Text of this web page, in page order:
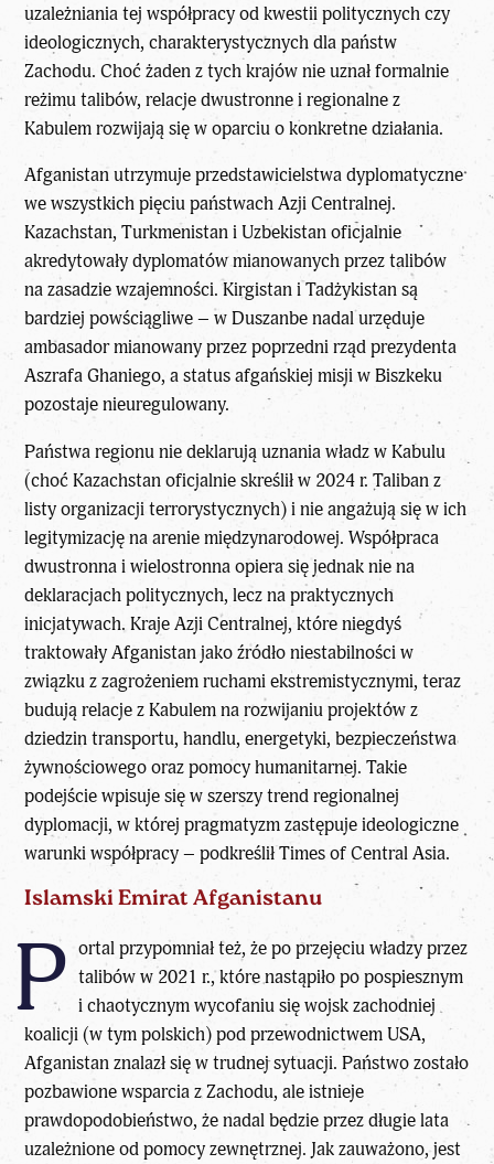
uzależniania tej współpracy od kwestii politycznych czy
ideologicznych, charakterystycznych dla państw
Zachodu. Choć żaden z tych krajów nie uznał formalnie
reżimu talibów, relacje dwustronne i regionalne z
Kabulem rozwijają się w oparciu o konkretne działania.
Afganistan utrzymuje przedstawicielstwa dyplomatyczne
we wszystkich pięciu państwach Azji Centralnej.
Kazachstan, Turkmenistan i Uzbekistan oficjalnie
akredytowały dyplomatów mianowanych przez talibów
na zasadzie wzajemności. Kirgistan i Tadżykistan są
bardziej powściągliwe – w Duszanbe nadal urzęduje
ambasador mianowany przez poprzedni rząd prezydenta
Aszrafa Ghaniego, a status afgańskiej misji w Biszkeku
pozostaje nieuregulowany.
Państwa regionu nie deklarują uznania władz w Kabulu
(choć Kazachstan oficjalnie skreślił w 2024 r. Taliban z
listy organizacji terrorystycznych) i nie angażują się w ich
legitymizację na arenie międzynarodowej. Współpraca
dwustronna i wielostronna opiera się jednak nie na
deklaracjach politycznych, lecz na praktycznych
inicjatywach. Kraje Azji Centralnej, które niegdyś
traktowały Afganistan jako źródło niestabilności w
związku z zagrożeniem ruchami ekstremistycznymi, teraz
budują relacje z Kabulem na rozwijaniu projektów z
dziedzin transportu, handlu, energetyki, bezpieczeństwa
żywnościowego oraz pomocy humanitarnej. Takie
podejście wpisuje się w szerszy trend regionalnej
dyplomacji, w której pragmatyzm zastępuje ideologiczne
warunki współpracy – podkreślił Times of Central Asia.
Islamski Emirat Afganistanu
P ortal przypomniał też, że po przejęciu władzy przez
talibów w 2021 r., które nastąpiło po pospiesznym
i chaotycznym wycofaniu się wojsk zachodniej
koalicji (w tym polskich) pod przewodnictwem USA,
Afganistan znalazł się w trudnej sytuacji. Państwo zostało
pozbawione wsparcia z Zachodu, ale istnieje
prawdopodobieństwo, że nadal będzie przez długie lata
uzależnione od pomocy zewnętrznej. Jak zauważono, jest